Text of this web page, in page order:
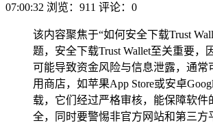
07:00:32 浏览：911 评论：0
该内容聚焦于“如何安全下载Trust
题，安全下载Trust Wallet至关重要，
可能导致资金风险与信息泄露，通常
用商店，如苹果App Store或安卓
载，它们经过严格审核，能保障软件
全，同时要警惕非官方网站和第三方